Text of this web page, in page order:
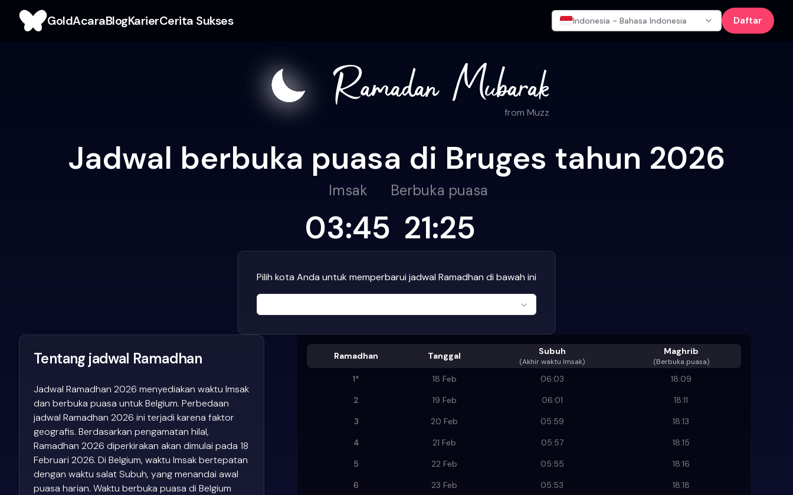
GoldAcaraBlogKarierCerita Sukses Indonesia - Bahasa Indonesia Daftar
from Muzz
Jadwal berbuka puasa di Bruges tahun 2026
Imsak
03:45
Berbuka puasa
21:25
Pilih kota Anda untuk memperbarui jadwal Ramadhan di bawah ini
Ramadhan Tanggal Subuh
(Akhir waktu Imsak)
Maghrib
(Berbuka puasa)
1* 18 Feb 06:03
18:09
2
19 Feb 06:01
18:11
3
20 Feb 05:59
18:13
4
21 Feb 05:57
18:15
5
22 Feb 05:55
18:16
6
23 Feb 05:53
18:18
Tentang jadwal Ramadhan
Jadwal Ramadhan 2026 menyediakan waktu Imsak
dan berbuka puasa untuk Belgium. Perbedaan
jadwal Ramadhan 2026 ini terjadi karena faktor
geografis. Berdasarkan pengamatan hilal,
Ramadhan 2026 diperkirakan akan dimulai pada 18
Februari 2026. Di Belgium, waktu Imsak bertepatan
dengan waktu salat Subuh, yang menandai awal
puasa harian. Waktu berbuka puasa di Belgium